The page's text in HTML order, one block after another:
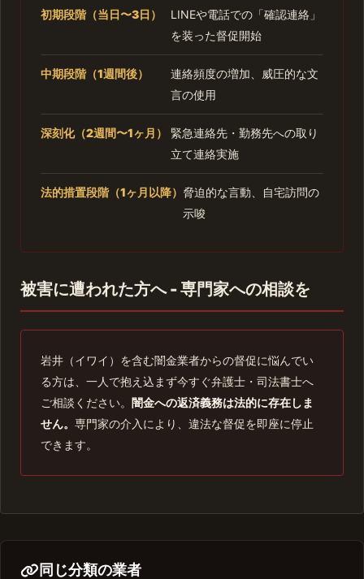
初期段階（当日〜3日）
LINEや電話での「確認連絡」
を装った督促開始
中期段階（1週間後）
連絡頻度の増加、威圧的な文
言の使用
深刻化（2週間〜1ヶ月）
緊急連絡先・勤務先への取り
立て連絡実施
法的措置段階（1ヶ月以降） 脅迫的な言動、自宅訪問の
示唆
被害に遭われた方へ - 専門家への相談を
岩井（イワイ）を含む闇金業者からの督促に悩んでい
る方は、一人で抱え込まず今すぐ弁護士・司法書士へ
ご相談ください。 闇金への返済義務は法的に存在しま
せん。 専門家の介入により、違法な督促を即座に停止
できます。
同じ分類の業者